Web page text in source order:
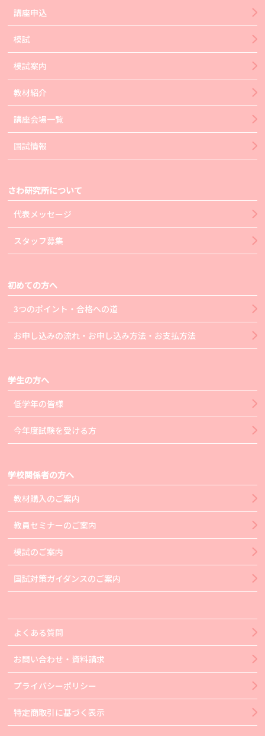
講座申込
模試
模試案内
教材紹介
講座会場一覧
国試情報
さわ研究所について
代表メッセージ
スタッフ募集
初めての方へ
3つのポイント・合格への道
お申し込みの流れ・お申し込み方法・お支払方法
学生の方へ
低学年の皆様
今年度試験を受ける方
学校関係者の方へ
教材購入のご案内
教員セミナーのご案内
模試のご案内
国試対策ガイダンスのご案内
よくある質問
お問い合わせ・資料請求
プライバシーポリシー
特定商取引に基づく表示